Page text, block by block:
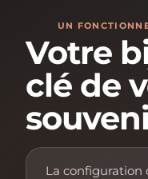
UN
Votre
clé de
La configuration